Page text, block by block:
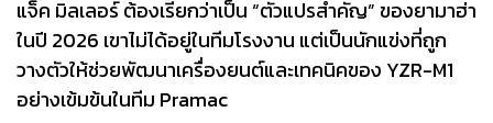
แจ็ค มิลเลอร์ ต้องเรียกว่าเป็น “ตัวแปรสำคัญ” ของยามาฮ่า
ในปี 2026 เขาไม่ได้อยู่ในทีมโรงงาน แต่เป็นนักแข่งที่ถูก
วางตัวให้ช่วยพัฒนาเครื่องยนต์และเทคนิคของ YZR-M1
อย่างเข้มข้นในทีม Pramac